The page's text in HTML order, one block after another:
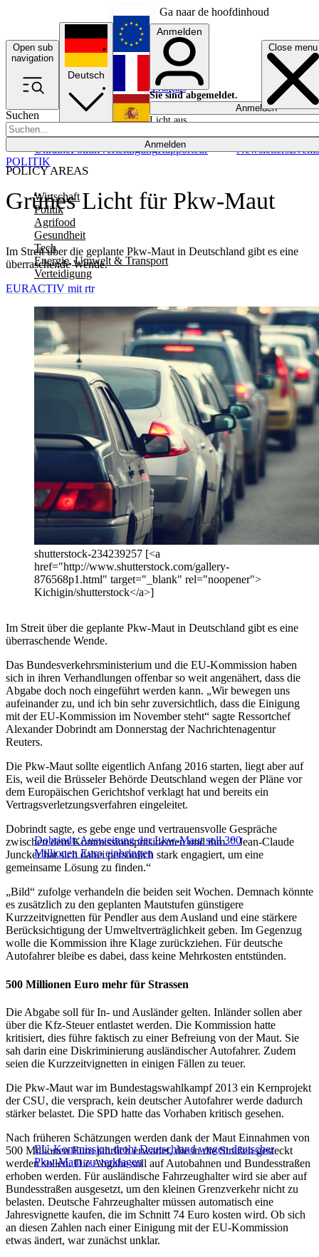
Ga naar de hoofdinhoud
Open sub
navigation
Close menu
Suchen
Anmelden
POLICY AREAS
Wirtschaft
Politik
Agrifood
Gesundheit
Tech
Energie, Umwelt & Transport
Verteidigung
UkrainePolitikVerteidigungRapporteur NewslettersEvents
Deutsch
English
Français
Anmelden
Sie sind abgemeldet.
Anmelden
Licht aus
Grünes Licht für Pkw-Maut
Im Streit über die geplante Pkw-Maut in Deutschland gibt es eine
überraschende Wende.
POLITIK
EURACTIV mit rtr
shutterstock-234239257 [<a
href="http://www.shutterstock.com/gallery-
876568p1.html" target="_blank" rel="noopener">
Kichigin/shutterstock</a>]
Im Streit über die geplante Pkw-Maut in Deutschland gibt es eine
überraschende Wende.
Das Bundesverkehrsministerium und die EU-Kommission haben
sich in ihren Verhandlungen offenbar so weit angenähert, dass die
Abgabe doch noch eingeführt werden kann. „Wir bewegen uns
aufeinander zu, und ich bin sehr zuversichtlich, dass die Einigung
mit der EU-Kommission im November steht“ sagte Ressortchef
Alexander Dobrindt am Donnerstag der Nachrichtenagentur
Reuters.
Die Pkw-Maut sollte eigentlich Anfang 2016 starten, liegt aber auf
Eis, weil die Brüsseler Behörde Deutschland wegen der Pläne vor
dem Europäischen Gerichtshof verklagt hat und bereits ein
Vertragsverletzungsverfahren eingeleitet.
Dobrindt: Ausweitung der Lkw-Maut soll 300
Millionen Euro einbringen
Dobrindt sagte, es gebe enge und vertrauensvolle Gespräche
zwischen dem Kommissionspräsidenten und ihm. “ Jean-Claude
Juncker hat sich dabei persönlich stark engagiert, um eine
gemeinsame Lösung zu finden.“
„Bild“ zufolge verhandeln die beiden seit Wochen. Demnach könnte
es zusätzlich zu den geplanten Mautstufen günstigere
Kurzzeitvignetten für Pendler aus dem Ausland und eine stärkere
Berücksichtigung der Umweltverträglichkeit geben. Im Gegenzug
wolle die Kommission ihre Klage zurückziehen. Für deutsche
Autofahrer bleibe es dabei, dass keine Mehrkosten entstünden.
500 Millionen Euro mehr für Strassen
Die Abgabe soll für In- und Ausländer gelten. Inländer sollen aber
über die Kfz-Steuer entlastet werden. Die Kommission hatte
kritisiert, dies führe faktisch zu einer Befreiung von der Maut. Sie
sah darin eine Diskriminierung ausländischer Autofahrer. Zudem
seien die Kurzzeitvignetten in einigen Fällen zu teuer.
Die Pkw-Maut war im Bundestagswahlkampf 2013 ein Kernprojekt
der CSU, die versprach, kein deutscher Autofahrer werde dadurch
stärker belastet. Die SPD hatte das Vorhaben kritisch gesehen.
EU-Kommission droht Deutschland wegen deutscher
Pkw-Maut zu verklagen
Nach früheren Schätzungen werden dank der Maut Einnahmen von
500 Millionen Euro jährlich erwartet, die in die Straßen gesteckt
werden sollen. Die Abgabe soll auf Autobahnen und Bundesstraßen
erhoben werden. Für ausländische Fahrzeughalter wird sie aber auf
Bundesstraßen ausgesetzt, um den kleinen Grenzverkehr nicht zu
belasten. Deutsche Fahrzeughalter müssen automatisch eine
Jahresvignette kaufen, die im Schnitt 74 Euro kosten wird. Ob sich
an diesen Zahlen nach einer Einigung mit der EU-Kommission
etwas ändert, war zunächst unklar.